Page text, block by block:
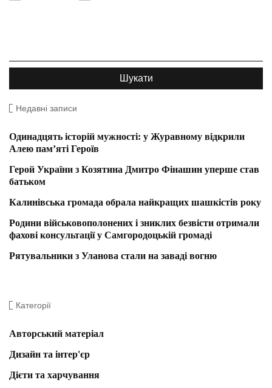
Недавні записи
Одинадцять історій мужності: у Журавному відкрили
Алею пам’яті Героїв
Герой України з Козятина Дмитро Фінашин уперше став
батьком
Калинівська громада обрала найкращих шашкістів року
Родини військовополонених і зниклих безвісти отримали
фахові консультації у Самгородоцькій громаді
Рятувальники з Уланова стали на заваді вогню
Категорії
Авторський матеріал
Дизайн та інтер'єр
Дієти та харчування